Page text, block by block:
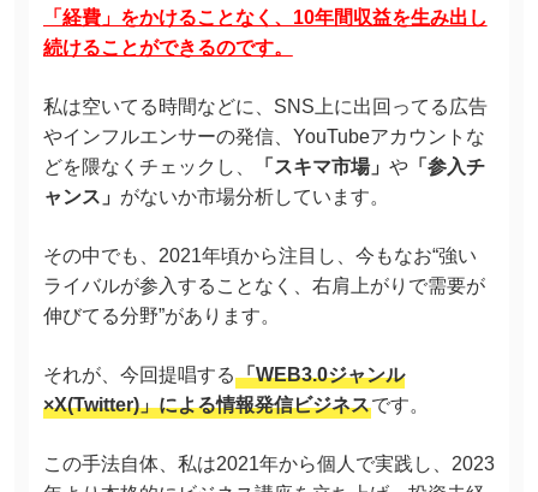
「経費」をかけることなく、10年間収益を生み出し
続けることができるのです。
私は空いてる時間などに、SNS上に出回ってる広告
やインフルエンサーの発信、YouTubeアカウントな
どを隈なくチェックし、
「スキマ市場」 や「参入チ
ャンス」 がないか市場分析しています。
その中でも、2021年頃から注目し、今もなお“強い
ライバルが参入することなく、右肩上がりで需要が
伸びてる分野”があります。
それが、今回提唱する「WEB3.0ジャンル
×X(Twitter)」による情報発信ビジネスです。
この手法自体、私は2021年から個人で実践し、2023